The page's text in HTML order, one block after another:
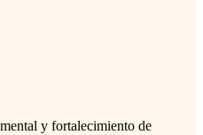
y fortalecimiento de